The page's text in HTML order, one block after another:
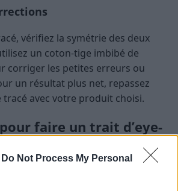
Do Not Process My Personal
vérifiez la symétrie des deux
un coton-tige imbibé de
corriger les petites erreurs ou
un résultat plus net, repassez
avec votre produit choisi.
faire un trait d’eye-
visuelles